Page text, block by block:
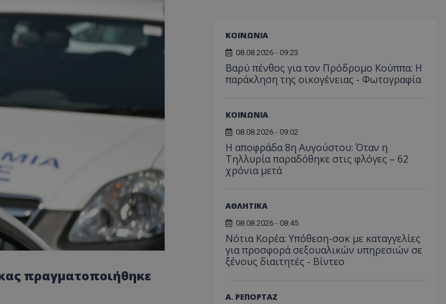
πραγματοποιήθηκε
ΚΟΙΝΩΝΙΑ
08.08.2026 - 09:23
Βαρύ πένθος για τον Πρόδρομο Κούππα: Η
παράκληση της οικογένειας - Φωτογραφία
ΚΟΙΝΩΝΙΑ
08.08.2026 - 09:02
Η αποφράδα 8η Αυγούστου: Όταν η
Τηλλυρία παραδόθηκε στις φλόγες – 62
χρόνια μετά
ΑΘΛΗΤΙΚΑ
08.08.2026 - 08:45
Νότια Κορέα: Υπόθεση-σοκ με καταγγελίες
για προσφορά σεξουαλικών υπηρεσιών σε
ξένους διαιτητές - Bίντεο
Α. ΡΕΠΟΡΤΑΖ